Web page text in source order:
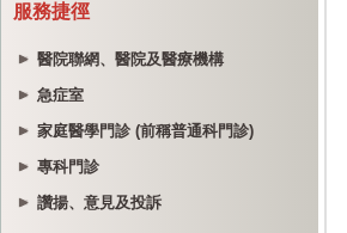
服務捷徑
醫院聯網、醫院及醫療機構
急症室
家庭醫學門診 (前稱普通科門診)
專科門診
讚揚、意見及投訴